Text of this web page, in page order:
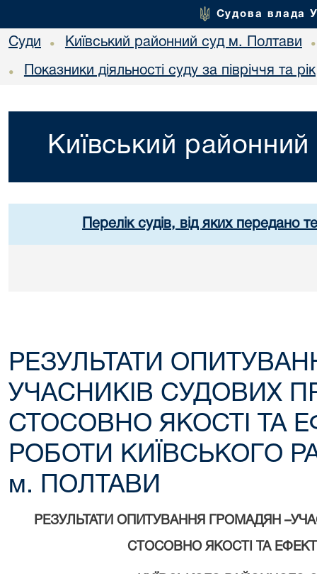
Судова влада
Суди • Київський районний суд м. Полтави •
• Показники діяльності суду за півріччя та рік
Київський
Перелік судів, від яких передано
РЕЗУЛЬТАТИ
УЧАСНИКІВ СУДОВИХ
СТОСОВНО ЯКОСТІ ТА
РОБОТИ КИЇВСЬКОГО
м. ПОЛТАВИ
РЕЗУЛЬТАТИ ОПИТУВАННЯ ГРОМАДЯН
СТОСОВНО ЯКОСТІ ТА